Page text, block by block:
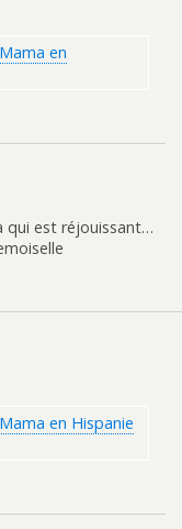
Mama en
qui est réjouissant…
Mama en Hispanie